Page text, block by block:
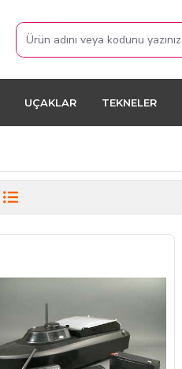
UÇAKLAR TEKNELER